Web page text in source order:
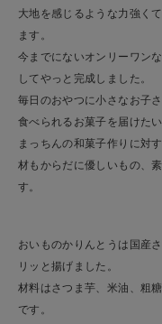
大地を感じるような力強く
ます。
今までにないオンリーワン
してやっと完成しました。
毎日のおやつに小さなお子
食べられるお菓子を届けたい
まっちんの和菓子作りに対
材もからだに優しいもの、
す。
おいものかりんとうは国産
リッと揚げました。
材料はさつま芋、米油、粗
です。